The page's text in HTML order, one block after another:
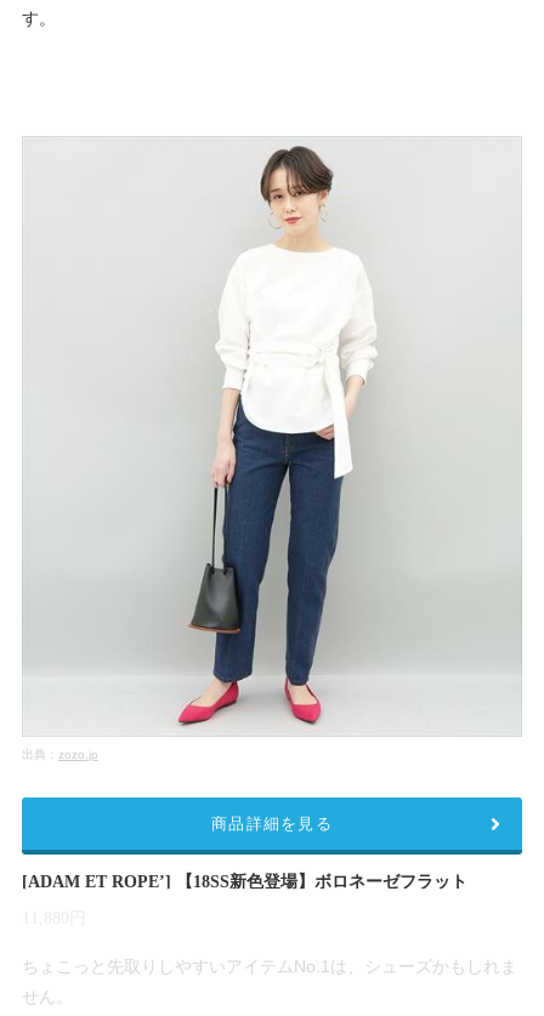
す。
出典： zozo.jp
[ADAM ET ROPE’] 【18SS新色登場】ボロネーゼフラット
ちょこっと先取りしやすいアイテムNo.1は、シューズかもしれま
せん。
商品詳細を見る